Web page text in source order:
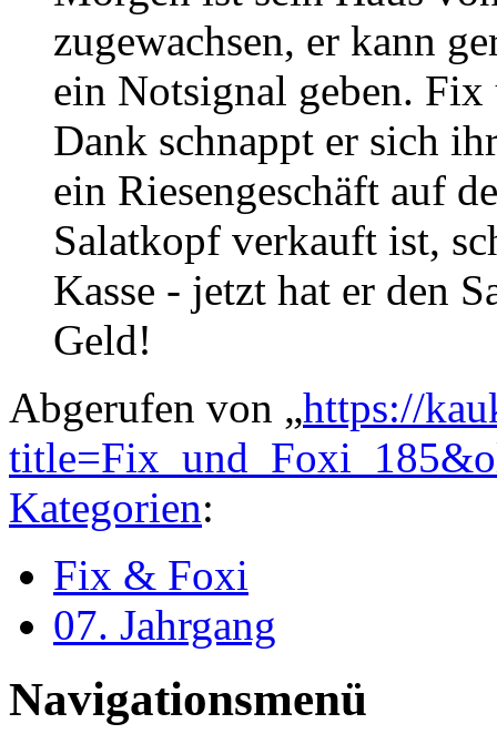
zugewachsen, er kann
ein Notsignal geben.
Dank schnappt er sich
ein Riesengeschäft auf
Salatkopf verkauft ist,
Kasse - jetzt hat er den
Geld!
Abgerufen von „https://
Kategorien:
Fix & Foxi
07. Jahrgang
Navigationsmenü